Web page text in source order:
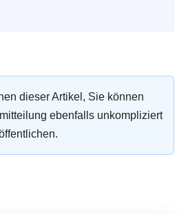
dieser Artikel, Sie können
ebenfalls unkompliziert